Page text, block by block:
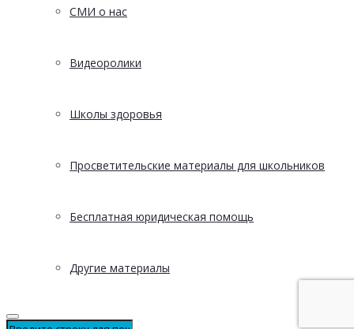
СМИ о нас
Видеоролики
Школы здоровья
Просветительские материалы для школьников
Бесплатная юридическая помощь
Другие материалы